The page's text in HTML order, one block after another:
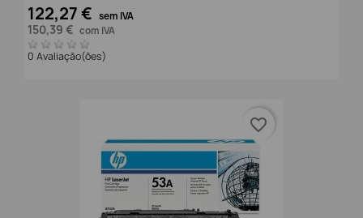
122,27 € sem IVA
150,39 € com IVA
0 Avaliação(ões)
favorite_border